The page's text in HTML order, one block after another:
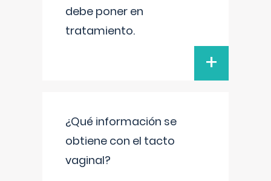
debe poner en
tratamiento.
+
¿Qué información se
obtiene con el tacto
vaginal?